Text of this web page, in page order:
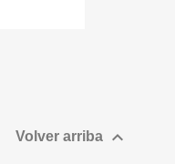
Volver arriba 